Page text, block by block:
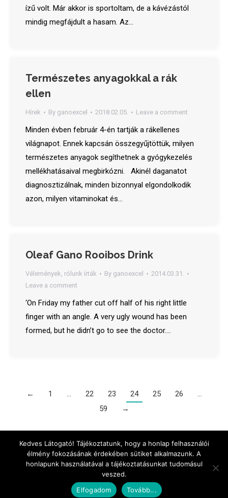
ízű volt. Már akkor is sportoltam, de a kávézástól
mindig megfájdult a hasam. Az…
Természetes anyagokkal a rák
ellen
Hírek By ganoexcel 2018.02.05. Leave a comment
Minden évben február 4-én tartják a rákellenes
világnapot. Ennek kapcsán összegyűjtöttük, milyen
természetes anyagok segíthetnek a gyógykezelés
mellékhatásaival megbirkózni. Akinél daganatot
diagnosztizálnak, minden bizonnyal elgondolkodik
azon, milyen vitaminokat és…
Oleaf Gano Rooibos Drink
Vélemények, rólunk írták By ganoexcel
2014.03.31.
Leave a comment
‘On Friday my father cut off half of his right little
finger with an angle. A very ugly wound has been
formed, but he didn’t go to see the doctor.…
← 1 … 22 23 24 25 26
…
59
→
Menu
+36-20-420-83-42
info@ganoexcel.hu
Kedves Látogató! Tájékoztatunk, hogy a honlap felhasználói
élmény fokozásának érdekében sütiket alkalmazunk. A
honlapunk használatával a tájékoztatásunkat tudomásul
veszed.
Elfogadom
Tovább...